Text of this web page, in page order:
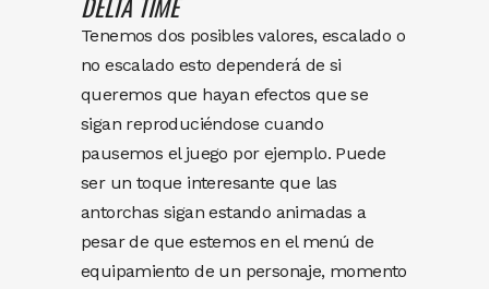
Tenemos dos posibles valores, escalado o
no escalado esto dependerá de si
queremos que hayan efectos que se
sigan reproduciéndose cuando
pausemos el juego por ejemplo. Puede
ser un toque interesante que las
antorchas sigan estando animadas a
pesar de que estemos en el menú de
equipamiento de un personaje, momento